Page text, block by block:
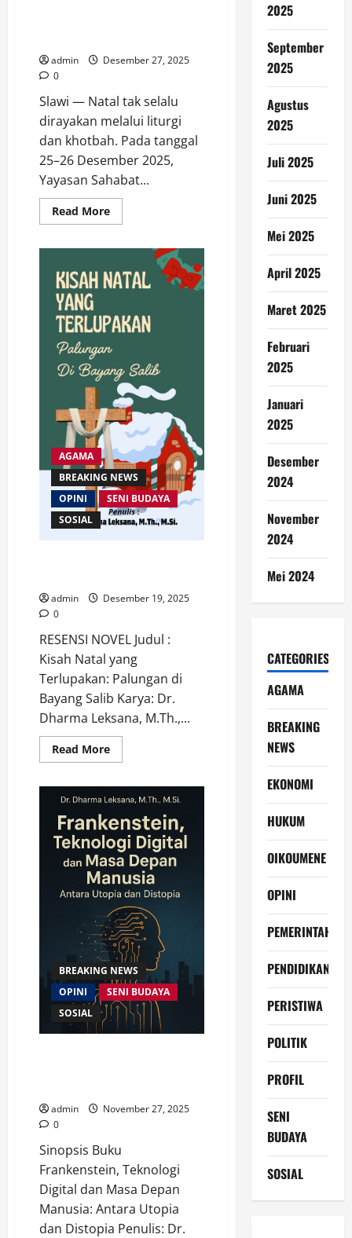
admin
Desember 27, 2025
0
Slawi — Natal tak selalu
dirayakan melalui liturgi
dan khotbah. Pada tanggal
25–26 Desember 2025,
Yayasan Sahabat...
Read MoreRead
more
Kembali
Kepada
Musikal
Natal
Menggugah
Keluarga
AGAMA
BREAKING NEWS
OPINI
SENI BUDAYA
SOSIAL
admin
Desember 19, 2025
0
RESENSI NOVEL Judul :
Kisah Natal yang
Terlupakan: Palungan di
Bayang Salib Karya: Dr.
Dharma Leksana, M.Th.,...
Read MoreRead
more
yang
Terlupakan:
Palungan
di
Bayang
Salib
BREAKING NEWS
OPINI
SENI BUDAYA
SOSIAL
admin
November 27, 2025
0
Sinopsis Buku
Frankenstein, Teknologi
Digital dan Masa Depan
Manusia: Antara Utopia
dan Distopia Penulis: Dr.
2025
September
2025
Agustus
2025
Juli 2025
Juni 2025
Mei 2025
April 2025
Maret 2025
Februari
2025
Januari
2025
Desember
2024
November
2024
Mei 2024
CATEGORIES
AGAMA
BREAKING
NEWS
EKONOMI
HUKUM
OIKOUMENE
OPINI
PEMERINTAH
PENDIDIKAN
PERISTIWA
POLITIK
PROFIL
SENI
BUDAYA
SOSIAL